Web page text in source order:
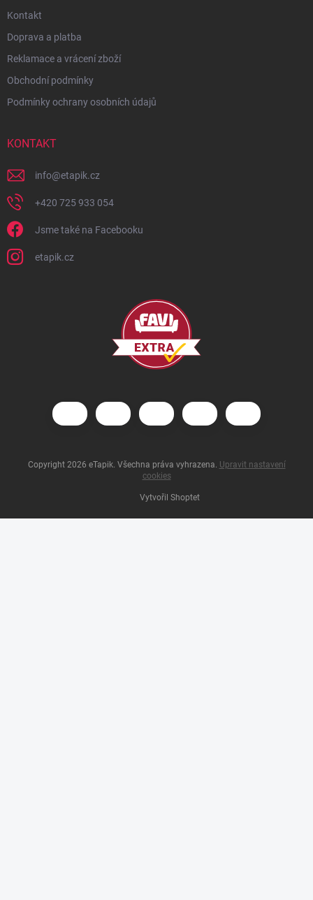
Kontakt
Doprava a platba
Reklamace a vrácení zboží
Obchodní podmínky
Podmínky ochrany osobních údajů
KONTAKT
info@etapik.cz
+420 725 933 054
Jsme také na Facebooku
etapik.cz
Vytvořil Shoptet
Copyright 2026 eTapik. Všechna práva vyhrazena. Upravit nastavení
cookies